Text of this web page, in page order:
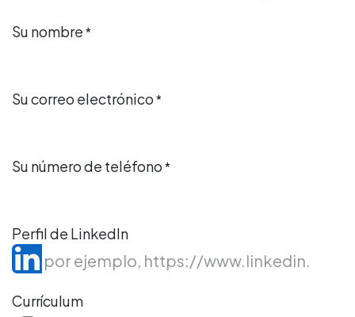
Su nombre *
Su correo electrónico *
Su número de teléfono *
Perfil de LinkedIn
Currículum